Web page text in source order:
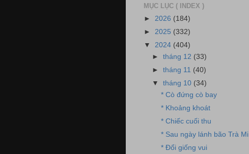
MỤC LỤC ( INDEX )
► 2026 (184)
► 2025 (332)
▼ 2024 (404)
►tháng 12 (33)
►tháng 11 (40)
▼tháng 10 (34)
* Cò đứng cò bay
* Khoảng khoát
* Chiếc cuối thu
* Sau ngày lánh bão Trà Mi
* Đổi giống vui